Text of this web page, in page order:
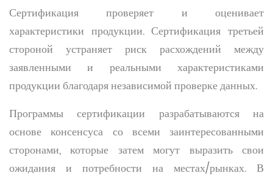
Сертификация проверяет и оценивает
характеристики продукции. Сертификация третьей
стороной устраняет риск расхождений между
заявленными и реальными характеристиками
продукции благодаря независимой проверке данных.
Программы сертификации разрабатываются на
основе консенсуса со всеми заинтересованными
сторонами, которые затем могут выразить свои
ожидания и потребности на местах/рынках. В